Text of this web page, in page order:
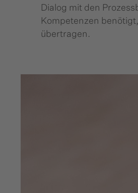
Dialog mit den
Kompetenzen
übertragen.